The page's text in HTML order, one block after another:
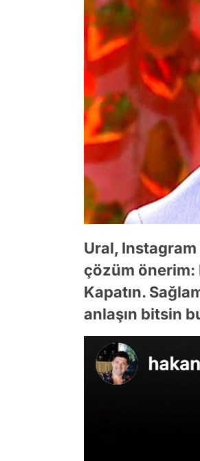
Ural, Instagram
çözüm önerim:
Kapatın.
anlaşın bitsin